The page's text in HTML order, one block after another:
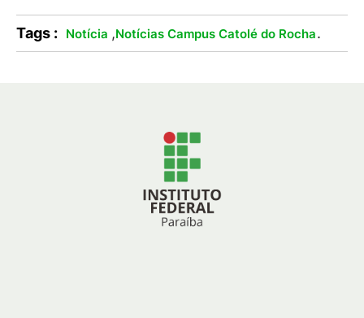
Tags : Notícia ,Notícias Campus Catolé do Rocha.